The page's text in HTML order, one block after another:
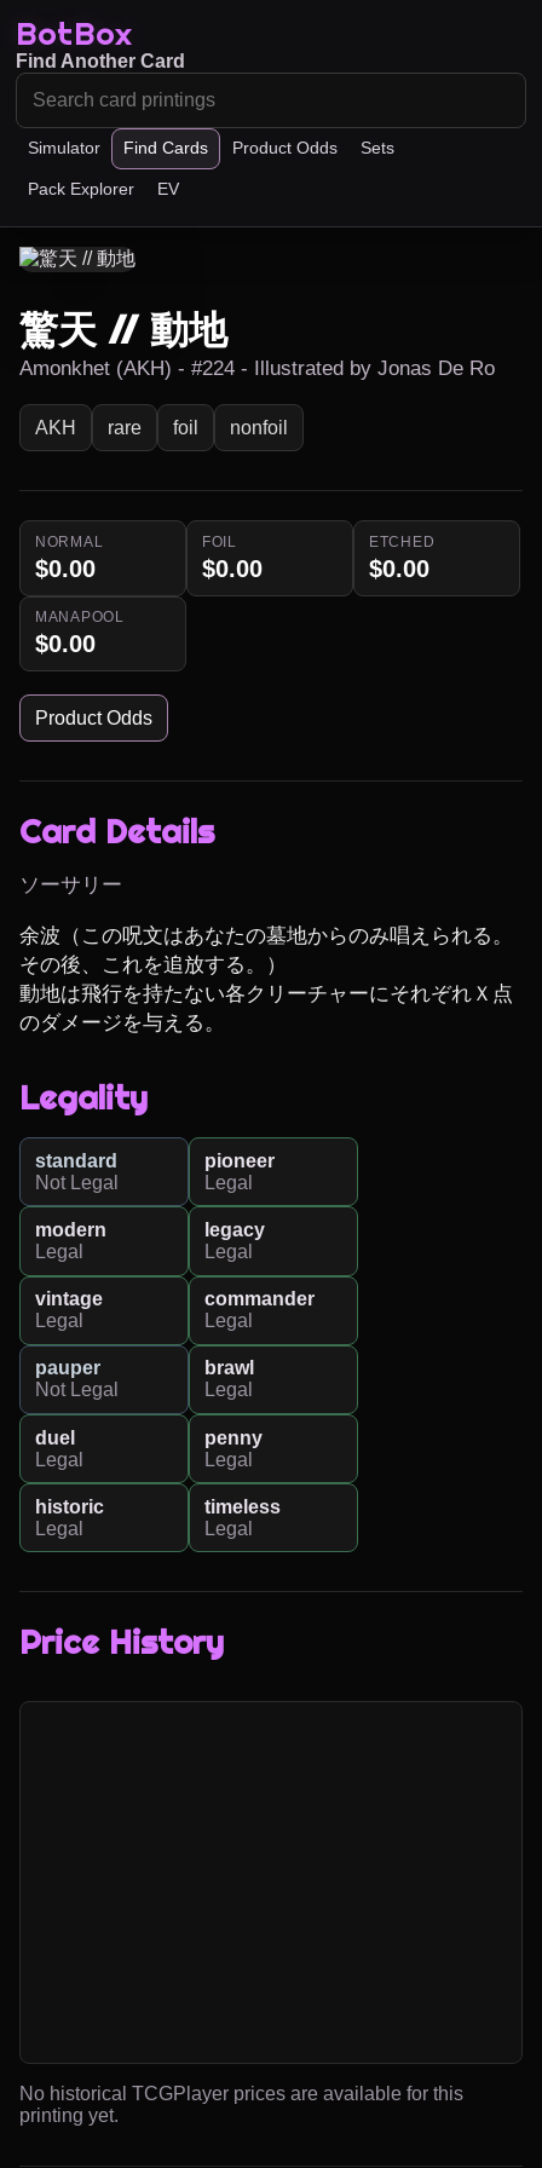
BotBox
Simulator Find Cards Product Odds Sets
Pack Explorer EV
Find Another Card
驚天 // 動地
Amonkhet (AKH) - #224 - Illustrated by Jonas De Ro
AKH rare foil nonfoil
NORMAL
$0.00
FOIL
$0.00
ETCHED
$0.00
MANAPOOL
$0.00
Product Odds
Card Details
ソーサリー
余波（この呪文はあなたの墓地からのみ唱えられる。
その後、これを追放する。）
動地は飛行を持たない各クリーチャーにそれぞれＸ点
のダメージを与える。
Legality
standard
Not Legal
pioneer
Legal
modern
Legal
legacy
Legal
vintage
Legal
commander
Legal
pauper
Not Legal
brawl
Legal
duel
Legal
penny
Legal
historic
Legal
timeless
Legal
Price History
No historical TCGPlayer prices are available for this
printing yet.